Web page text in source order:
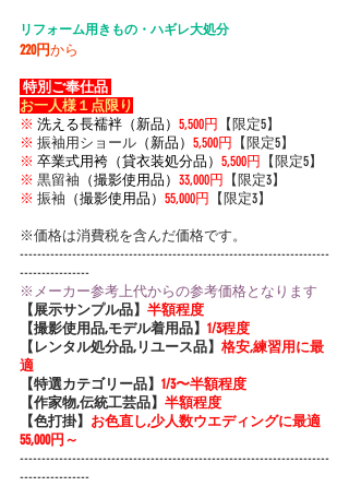
リフォーム用きもの・ハギレ大処分
220円から
特別ご奉仕品
お一人様１点限り
※ 洗える長襦袢（新品） 5,500円 【限定5】
※ 振袖用ショール （新品） 5,500円 【限定5】
※ 卒業式用袴（貸衣装処分品） 5,500円 【限定5】
※ 黒留袖 （撮影使用品） 33,000円 【限定3】
※ 振袖 （撮影使用品） 55,000円 【限定3】
※価格は消費税を含んだ価格です。
-----------------------------------------------------------------------
----------------
※メーカー参考上代からの参考価格となります
【展示サンプル品】 半額程度
【撮影使用品,モデル着用品】 1/3程度
【レンタル処分品,リユース品】 格安,練習用に最
適
【特選カテゴリー品】 1/3〜半額程度
【作家物,伝統工芸品】 半額程度
【色打掛】 お色直し,少人数ウエディングに最適
55,000円～
-----------------------------------------------------------------------
----------------